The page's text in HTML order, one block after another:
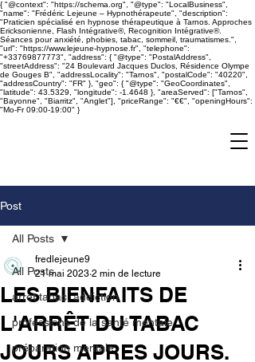
{ "@context": "https://schema.org", "@type": "LocalBusiness",
"name": "Frédéric Lejeune – Hypnothérapeute", "description":
"Praticien spécialisé en hypnose thérapeutique à Tarnos. Approches
Ericksonienne, Flash Intégrative®, Recognition Intégrative®.
Séances pour anxiété, phobies, tabac, sommeil, traumatismes.",
"url": "https://www.lejeune-hypnose.fr", "telephone":
"+33769877773", "address": { "@type": "PostalAddress",
"streetAddress": "24 Boulevard Jacques Duclos, Résidence Olympe
de Gouges B", "addressLocality": "Tarnos", "postalCode": "40220",
"addressCountry": "FR" }, "geo": { "@type": "GeoCoordinates",
"latitude": 43.5329, "longitude": -1.4648 }, "areaServed": ["Tarnos",
"Bayonne", "Biarritz", "Anglet"], "priceRange": "€€", "openingHours":
"Mo-Fr 09:00-19:00" }
Post
All Posts
arret tabac, addiction
professions de la santé mentale
préparation mentale
All Posts
LES BIENFAITS DE
L'ARRÊT DU TABAC
JOURS APRES JOURS.
fredlejeune9
21 mai 2023 2 min de lecture